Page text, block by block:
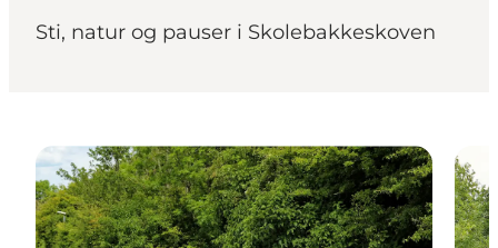
Sti, natur og pauser i Skolebakkeskoven